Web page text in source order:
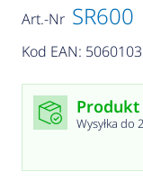
Art.-Nr SR600
Kod EAN:
Wysyłka do